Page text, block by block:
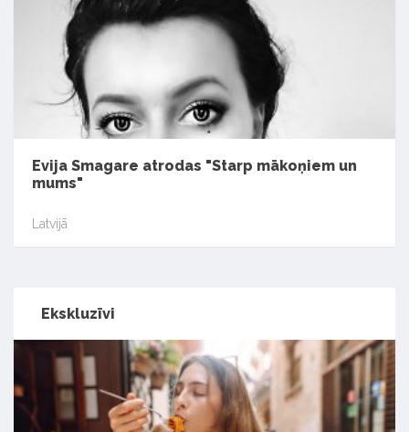
Evija Smagare atrodas "Starp mākoņiem un
mums"
Latvijā
Ekskluzīvi